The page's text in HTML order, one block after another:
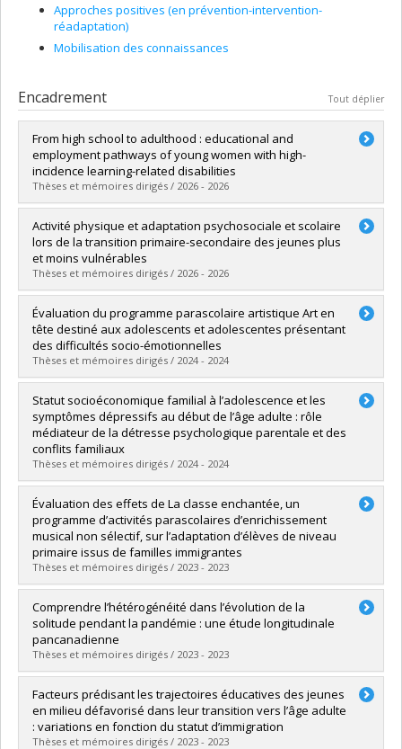
Approches positives (en prévention-intervention-
réadaptation)
Mobilisation des connaissances
Encadrement Tout déplier
From high school to adulthood : educational and
employment pathways of young women with high-
incidence learning-related disabilities
Thèses et mémoires dirigés / 2026 - 2026
Diplômé(e) :Stamp, Julia
Cycle : Doctorat
Diplôme obtenu :Ph. D.
Lien vers le document dans Papyrus
Activité physique et adaptation psychosociale et scolaire
lors de la transition primaire-secondaire des jeunes plus
et moins vulnérables
Thèses et mémoires dirigés / 2026 - 2026
Diplômé(e) :Alawie, Fatima
Cycle :Doctorat
Diplôme obtenu :Ph. D.
Lien vers le document dans Papyrus
Évaluation du programme parascolaire artistique Art en
tête destiné aux adolescents et adolescentes présentant
des difficultés socio-émotionnelles
Thèses et mémoires dirigés / 2024 - 2024
Diplômé(e) :Perez, Rocio Macabena
Cycle :Doctorat
Diplôme obtenu :Ph. D.
Lien vers le document dans Papyrus
Statut socioéconomique familial à l’adolescence et les
symptômes dépressifs au début de l’âge adulte : rôle
médiateur de la détresse psychologique parentale et des
conflits familiaux
Thèses et mémoires dirigés / 2024 - 2024
Diplômé(e) :Larose, Carol-Ann
Cycle :Maîtrise
Diplôme obtenu :M. Sc.
Lien vers le document dans Papyrus
Évaluation des effets de La classe enchantée, un
programme d’activités parascolaires d’enrichissement
musical non sélectif, sur l’adaptation d’élèves de niveau
primaire issus de familles immigrantes
Thèses et mémoires dirigés / 2023 - 2023
Diplômé(e) : Meilleur, Marilou
Cycle :Maîtrise
Diplôme obtenu :
Lien vers le document dans Papyrus
Comprendre l’hétérogénéité dans l’évolution de la
solitude pendant la pandémie : une étude longitudinale
pancanadienne
Thèses et mémoires dirigés / 2023 - 2023
Diplômé(e) :Jarry, Florence
Cycle :Maîtrise
Diplôme obtenu :M. Sc.
Lien vers le document dans Papyrus
Facteurs prédisant les trajectoires éducatives des jeunes
en milieu défavorisé dans leur transition vers l’âge adulte
: variations en fonction du statut d’immigration
Thèses et mémoires dirigés / 2023 - 2023